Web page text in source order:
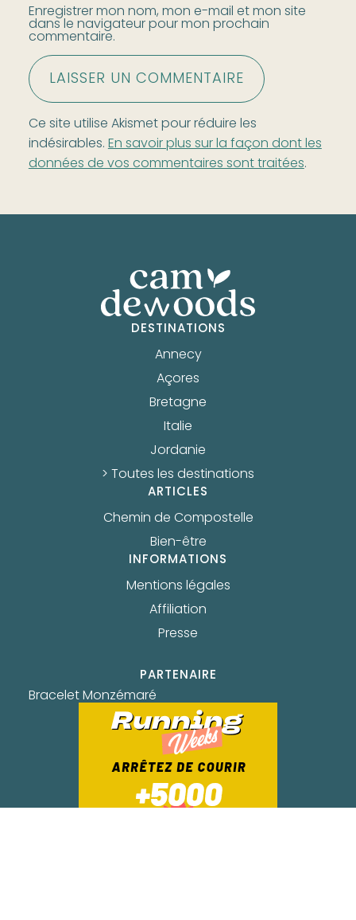
Enregistrer mon nom, mon e-mail et mon site
dans le navigateur pour mon prochain
commentaire.
Ce site utilise Akismet pour réduire les
indésirables.En savoir plus sur la façon dont les
données de vos commentaires sont traitées.
DESTINATIONS
Annecy
Açores
Bretagne
Italie
Jordanie
> Toutes les destinations
ARTICLES
Chemin de Compostelle
Bien-être
INFORMATIONS
Mentions légales
Affiliation
Presse
PARTENAIRE
Bracelet Monzémaré